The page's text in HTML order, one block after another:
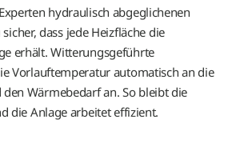
hydraulisch abgeglichenen
dass jede Heizfläche die
erhält. Witterungsgeführte
Vorlauftemperatur automatisch an die
Wärmebedarf an. So bleibt die
die Anlage arbeitet effizient.